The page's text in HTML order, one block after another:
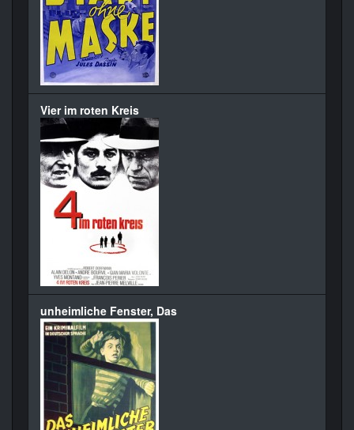
Vier im roten Kreis
unheimliche Fenster, Das